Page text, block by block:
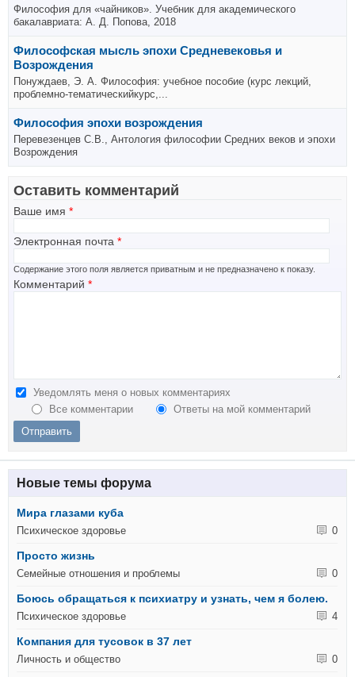
Философия для «чайников». Учебник для академического
бакалавриата: А. Д. Попова, 2018
Философская мысль эпохи Средневековья и
Возрождения
Понуждаев, Э. А. Философия: учебное пособие (курс лекций,
проблемно-тематическийкурс,...
Философия эпохи возрождения
Перевезенцев С.В., Антология философии Средних веков и эпохи
Возрождения
Оставить комментарий
Ваше имя *
Электронная почта *
Содержание этого поля является приватным и не предназначено к показу.
Комментарий *
Уведомлять меня о новых комментариях
Все комментарии
Ответы на мой комментарий
Новые темы форума
Мира глазами куба
Психическое здоровье 0
Просто жизнь
Семейные отношения и проблемы 0
Боюсь обращаться к психиатру и узнать, чем я болею.
Психическое здоровье 4
Компания для тусовок в 37 лет
Личность и общество 0